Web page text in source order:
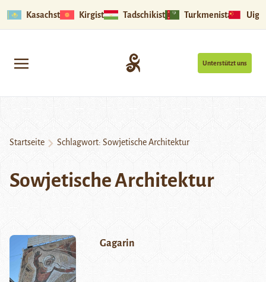
Kasachstan Kirgistan Tadschikistan Turkmenistan
Unterstützt uns
Startseite Schlagwort: Sowjetische Architektur
Sowjetische Architektur
Gagarin